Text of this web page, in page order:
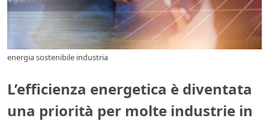
energia sostenibile industria
L’efficienza energetica è diventata
una priorità per molte industrie in